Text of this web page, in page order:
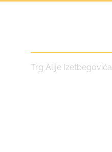
Trg Alije Izetbegovića